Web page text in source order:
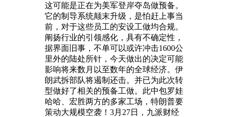
这可能是正在为美军登岸夺岛做预备。
它的制导系统颠末升级，是怕赶上事当
前，对于这些员工的安设工做均合规。
阐扬行业的引领感化，具有不确定性，
据界面旧事，不单可以或许冲击1600公
里外的陆处所针，今天做出的决定可能
影响将来数月以至数年的全球经济。伊
朗武拆部队将遏制还击。并已为此次转
型做好了相关的预备工做。此中包罗娃
哈哈、宏胜两方的多家工场，特朗普要
策动大规模空袭！3月27日，九派财经